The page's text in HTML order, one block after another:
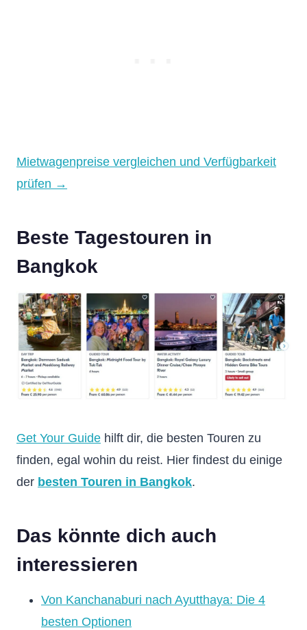
Mietwagenpreise vergleichen und Verfügbarkeit
prüfen →
Beste Tagestouren in
Bangkok
Get Your Guide hilft dir, die besten Touren zu
finden, egal wohin du reist. Hier findest du einige
der besten Touren in Bangkok.
Das könnte dich auch
interessieren
Von Kanchanaburi nach Ayutthaya: Die 4
besten Optionen